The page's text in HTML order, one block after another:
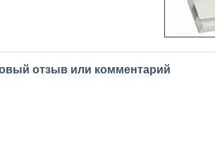
отзыв или комментарий